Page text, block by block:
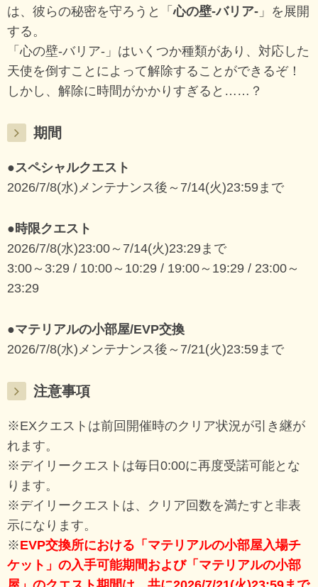
は、彼らの秘密を守ろうと「心の壁-バリア- 」を展開
する。
「心の壁-バリア-」はいくつか種類があり、対応した
天使を倒すことによって解除することができるぞ！
しかし、解除に時間がかかりすぎると……？
期間
●スペシャルクエスト
2026/7/8(水)メンテナンス後～7/14(火)23:59まで
●時限クエスト
2026/7/8(水)23:00～7/14(火)23:29まで
3:00～3:29 / 10:00～10:29 / 19:00～19:29 / 23:00～
23:29
●マテリアルの小部屋/EVP交換
2026/7/8(水)メンテナンス後～7/21(火)23:59まで
注意事項
※EXクエストは前回開催時のクリア状況が引き継が
れます。
※デイリークエストは毎日0:00に再度受諾可能とな
ります。
※デイリークエストは、クリア回数を満たすと非表
示になります。
※EVP交換所における「マテリアルの小部屋入場チ
ケット」の入手可能期間および「マテリアルの小部